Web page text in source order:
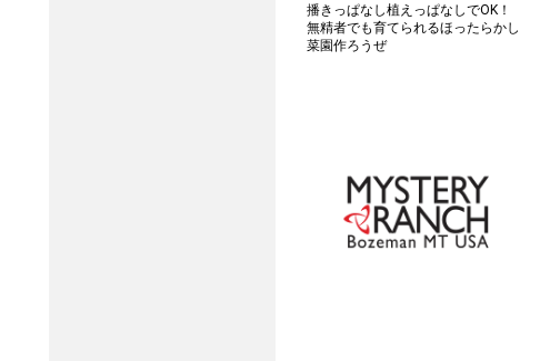
播きっぱなし植えっぱなしでOK！
無精者でも育てられるほったらかし
菜園作ろうぜ